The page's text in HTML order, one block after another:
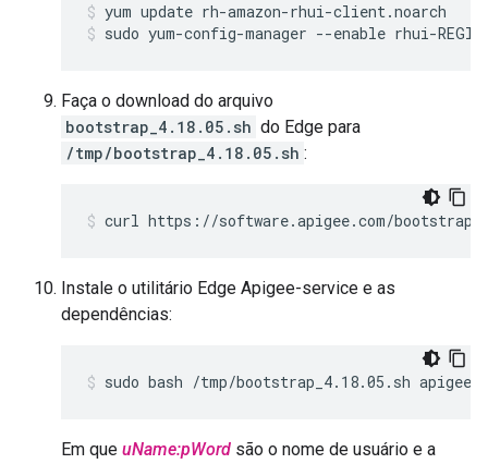
sudo yum-config-manager --enable rhui-
Faça o download do arquivo
bootstrap_4.18.05.sh do Edge para
/tmp/bootstrap_4.18.05.sh :
curl https://software.apigee.com/
Instale o utilitário Edge Apigee-service e as
dependências:
sudo bash /tmp/bootstrap_4.18.05.sh
Em que uName:pWord são o nome de usuário e a